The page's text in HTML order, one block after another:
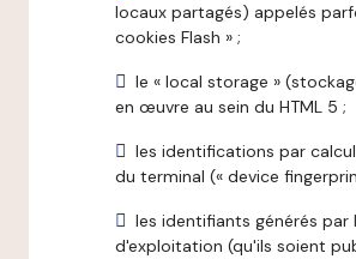
locaux partagés) appelés
cookies Flash » ;
le « local storage »
en œuvre au sein du HTML 5 ;
les identifications par
du terminal (« device
les identifiants générés par
d'exploitation (qu'ils soient